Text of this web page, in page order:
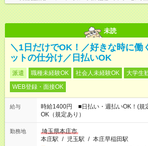
未読
＼1日だけでOK！／好きな時に働
ットの仕分け／日払いOK
派遣 職種未経験OK 社会人未経験OK 大学生
WEB登録・面接OK
給与
時給1400円 ■日払い・週払いOK！(規
OK（規定あり）
勤務地
埼玉県本庄市
本庄駅 / 児玉駅 / 本庄早稲田駅